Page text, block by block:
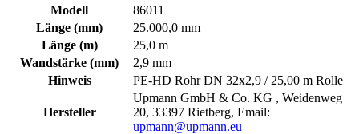
Modell
86011
Länge (mm)
25.000,0 mm
Länge (m)
25,0 m
Wandstärke (mm)
2,9 mm
Hinweis
PE-HD Rohr DN 32x2,9 / 25,00 m Rolle
Hersteller
Upmann GmbH & Co. KG , Weidenweg
20, 33397 Rietberg, Email:
upmann@upmann.eu